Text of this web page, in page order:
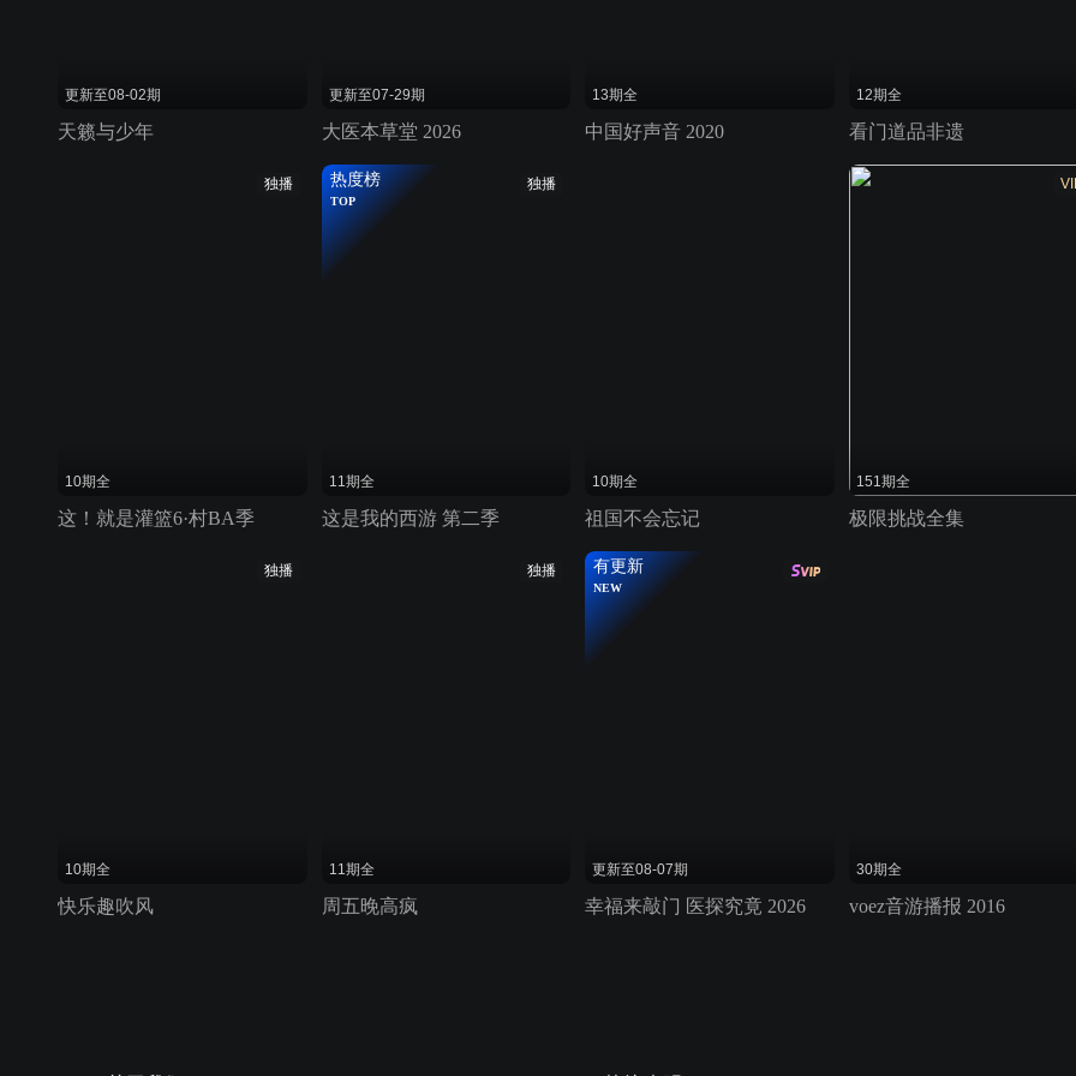
更新至08-02期
天籁与少年
更新至07-29期
大医本草堂 2026
13期全
中国好声音 2020
12期全
看门道品非遗
独播
10期全
这！就是灌篮6·村BA季
独播
热度榜
TOP
11期全
这是我的西游 第二季
10期全
祖国不会忘记
151期全
极限挑战全集
独播
10期全
快乐趣吹风
独播
11期全
周五晚高疯
有更新
NEW
更新至08-07期
幸福来敲门 医探究竟 2026
30期全
voez音游播报 2016